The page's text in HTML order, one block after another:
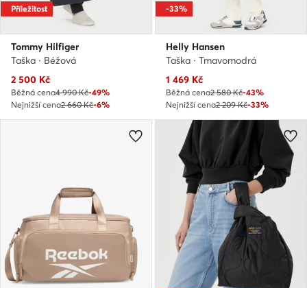
Příležitost
Tommy Hilfiger
Taška · Béžová
Aktuální cena
2 500 Kč
Běžná cena4 990 Kč-49%
Nejnižší cena2 660 Kč-6%
-33%
Helly Hansen
Taška · Tmavomodrá
Aktuální cena
1 469 Kč
Běžná cena2 580 Kč-43%
Nejnižší cena2 209 Kč-33%